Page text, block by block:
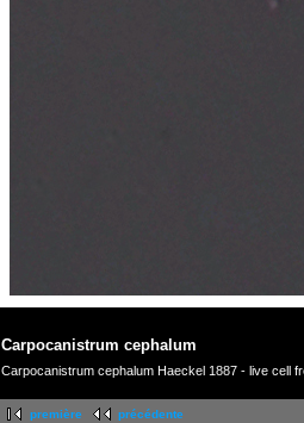
Carpocanistrum cephalum
Carpocanistrum cephalum Haeckel 1887 - live cell
première précédente